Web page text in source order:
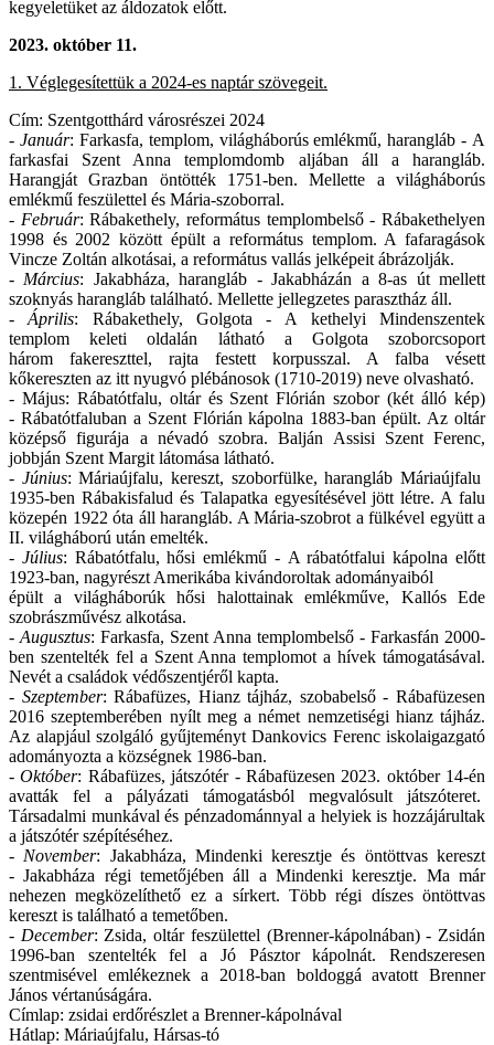
kegyeletüket az áldozatok előtt.
2023. október 11.
1. Véglegesítettük a 2024-es naptár szövegeit.
Cím: Szentgotthárd városrészei 2024
- Január: Farkasfa, templom, világháborús emlékmű, harangláb - A
farkasfai Szent Anna templomdomb aljában áll a harangláb.
Harangját Grazban öntötték 1751-ben. Mellette a világháborús
emlékmű feszülettel és Mária-szoborral.
- Február: Rábakethely, református templombelső - Rábakethelyen
1998 és 2002 között épült a református templom. A fafaragások
Vincze Zoltán alkotásai, a református vallás jelképeit ábrázolják.
- Március: Jakabháza, harangláb - Jakabházán a 8-as út mellett
szoknyás harangláb található. Mellette jellegzetes parasztház áll.
-Április: Rábakethely, Golgota - A kethelyi Mindenszentek
templom keleti oldalán látható a Golgota szoborcsoport
három fakereszttel, rajta festett korpusszal. A falba vésett
kőkereszten az itt nyugvó plébánosok (1710-2019) neve olvasható.
- Május: Rábatótfalu, oltár és Szent Flórián szobor (két álló kép)
- Rábatótfaluban a Szent Flórián kápolna 1883-ban épült. Az oltár
középső figurája a névadó szobra. Balján Assisi Szent Ferenc,
jobbján Szent Margit látomása látható.
- Június: Máriaújfalu, kereszt, szoborfülke, harangláb Máriaújfalu
1935-ben Rábakisfalud és Talapatka egyesítésével jött létre. A falu
közepén 1922 óta áll harangláb. A Mária-szobrot a fülkével együtt a
II. világháború után emelték.
- Július: Rábatótfalu, hősi emlékmű - A rábatótfalui kápolna előtt
1923-ban, nagyrészt Amerikába kivándoroltak adományaiból
épült a világháborúk hősi halottainak emlékműve, Kallós Ede
szobrászművész alkotása.
- Augusztus: Farkasfa, Szent Anna templombelső - Farkasfán 2000-
ben szentelték fel a Szent Anna templomot a hívek támogatásával.
Nevét a családok védőszentjéről kapta.
- Szeptember: Rábafüzes, Hianz tájház, szobabelső - Rábafüzesen
2016 szeptemberében nyílt meg a német nemzetiségi hianz tájház.
Az alapjául szolgáló gyűjteményt Dankovics Ferenc iskolaigazgató
adományozta a községnek 1986-ban.
-Október: Rábafüzes, játszótér - Rábafüzesen 2023. október 14-én
avatták fel a pályázati támogatásból megvalósult játszóteret.
Társadalmi munkával és pénzadománnyal a helyiek is hozzájárultak
a játszótér szépítéséhez.
- November: Jakabháza, Mindenki keresztje és öntöttvas kereszt
- Jakabháza régi temetőjében áll a Mindenki keresztje. Ma már
nehezen megközelíthető ez a sírkert. Több régi díszes öntöttvas
kereszt is található a temetőben.
- December: Zsida, oltár feszülettel (Brenner-kápolnában) - Zsidán
1996-ban szentelték fel a Jó Pásztor kápolnát. Rendszeresen
szentmisével emlékeznek a 2018-ban boldoggá avatott Brenner
János vértanúságára.
Címlap: zsidai erdőrészlet a Brenner-kápolnával
Hátlap: Máriaújfalu, Hársas-tó